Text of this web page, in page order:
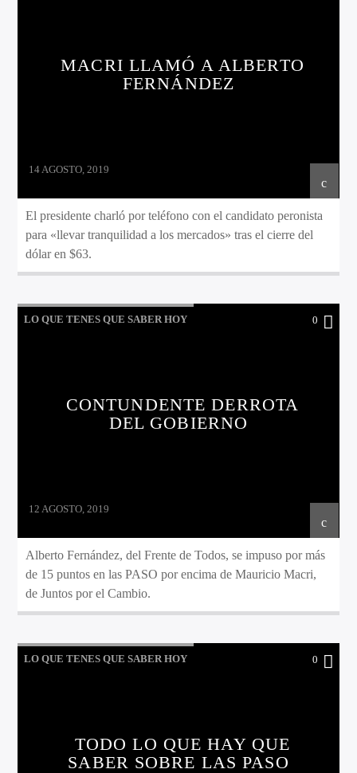
MACRI LLAMÓ A ALBERTO
FERNÁNDEZ
14 AGOSTO, 2019
El presidente charló por teléfono con el candidato peronista
para «llevar tranquilidad a los mercados» tras el cierre del
dólar en $63.
LO QUE TENES QUE SABER HOY 0
CONTUNDENTE DERROTA
DEL GOBIERNO
12 AGOSTO, 2019
Alberto Fernández, del Frente de Todos, se impuso por más
de 15 puntos en las PASO por encima de Mauricio Macri,
de Juntos por el Cambio.
LO QUE TENES QUE SABER HOY 0
TODO LO QUE HAY QUE
SABER SOBRE LAS PASO